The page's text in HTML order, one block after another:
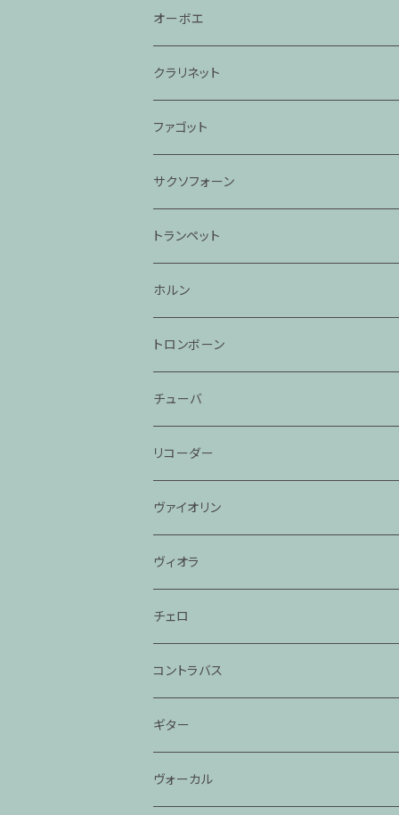
オーボエ
クラリネット
ファゴット
サクソフォーン
トランペット
ホルン
トロンボーン
チューバ
リコーダー
ヴァイオリン
ヴィオラ
チェロ
コントラバス
ギター
ヴォーカル